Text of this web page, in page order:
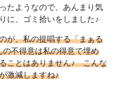
たようなので、あんまり気
に、ゴミ拾いをしました♪
が、私の提唱する「まぁる
不得意は私の得意で埋め
ことはありません♪ こんな
激減しますね♪